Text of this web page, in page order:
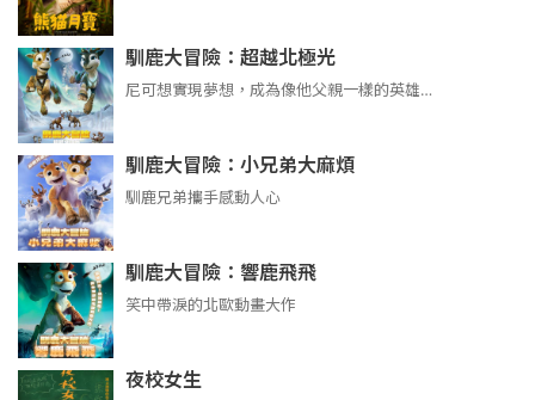
馴鹿大冒險：超越北極光
尼可想實現夢想，成為像他父親一樣的英雄…
馴鹿大冒險：小兄弟大麻煩
馴鹿兄弟攜手感動人心
馴鹿大冒險：響鹿飛飛
笑中帶淚的北歐動畫大作
夜校女生